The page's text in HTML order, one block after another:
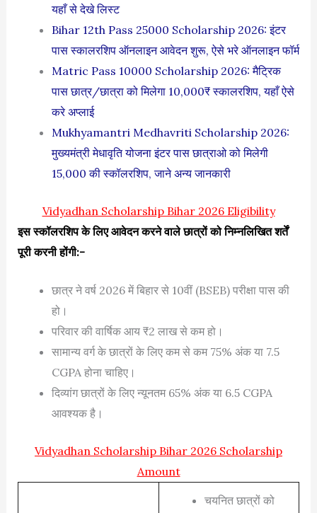
यहाँ से देखे लिस्ट
Bihar 12th Pass 25000 Scholarship 2026: इंटर
पास स्कालरशिप ऑनलाइन आवेदन शुरू, ऐसे भरे ऑनलाइन फॉर्म
Matric Pass 10000 Scholarship 2026: मैट्रिक
पास छात्र/छात्रा को मिलेगा 10,000₹ स्कालरशिप, यहाँ ऐसे
करे अप्लाई
Mukhyamantri Medhavriti Scholarship 2026:
मुख्यमंत्री मेधावृति योजना इंटर पास छात्राओ को मिलेगी
15,000 की स्कॉलरशिप, जाने अन्य जानकारी
Vidyadhan Scholarship Bihar 2026 Eligibility
इस स्कॉलरशिप के लिए आवेदन करने वाले छात्रों को निम्नलिखित शर्तें
पूरी करनी होंगी:-
छात्र ने वर्ष 2026 में बिहार से 10वीं (BSEB) परीक्षा पास की
हो।
परिवार की वार्षिक आय ₹2 लाख से कम हो।
सामान्य वर्ग के छात्रों के लिए कम से कम 75% अंक या 7.5
CGPA होना चाहिए।
दिव्यांग छात्रों के लिए न्यूनतम 65% अंक या 6.5 CGPA
आवश्यक है।
Vidyadhan Scholarship Bihar 2026 Scholarship
Amount
चयनित छात्रों को